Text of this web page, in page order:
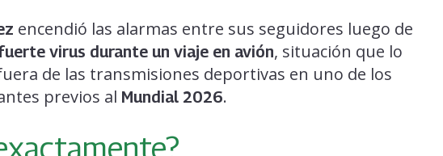
encendió las alarmas entre sus seguidores luego de
virus durante un viaje en avión, situación que lo
de las transmisiones deportivas en uno de los
previos al Mundial 2026.